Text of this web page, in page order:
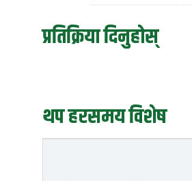
प्रतिक्रिया दिनुहोस्
थप हरसमय विशेष